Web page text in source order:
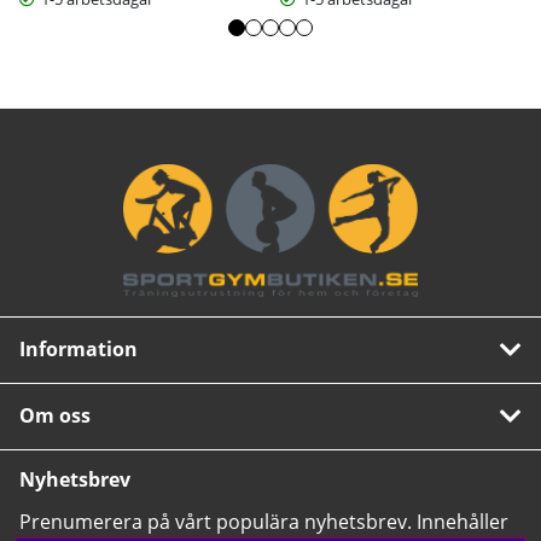
50 minuters träningspass. Oavsett om det gäller smartphone,
surfplatta eller laptop. Ingen ytterligare prenumeration krävs.
Information
Om oss
Nyhetsbrev
Prenumerera på vårt populära nyhetsbrev. Innehåller